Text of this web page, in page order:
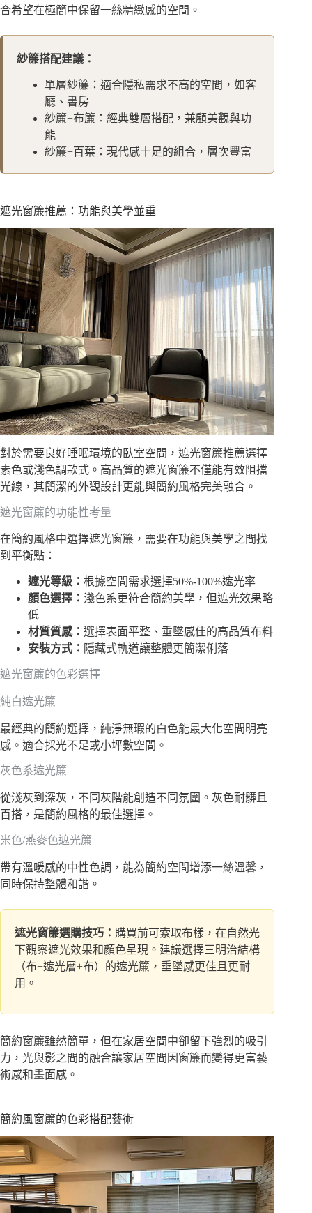
合希望在極簡中保留一絲精緻感的空間。
紗簾搭配建議：
單層紗簾：適合隱私需求不高的空間，如客
廳、書房
紗簾+布簾：經典雙層搭配，兼顧美觀與功
能
紗簾+百葉：現代感十足的組合，層次豐富
遮光窗簾推薦：功能與美學並重
對於需要良好睡眠環境的臥室空間，遮光窗簾推薦選擇
素色或淺色調款式。高品質的遮光窗簾不僅能有效阻擋
光線，其簡潔的外觀設計更能與簡約風格完美融合。
遮光窗簾的功能性考量
在簡約風格中選擇遮光窗簾，需要在功能與美學之間找
到平衡點：
遮光等級： 根據空間需求選擇50%-100%遮光率
顏色選擇： 淺色系更符合簡約美學，但遮光效果略
低
材質質感： 選擇表面平整、垂墜感佳的高品質布料
安裝方式： 隱藏式軌道讓整體更簡潔俐落
遮光窗簾的色彩選擇
純白遮光簾
最經典的簡約選擇，純淨無瑕的白色能最大化空間明亮
感。適合採光不足或小坪數空間。
灰色系遮光簾
從淺灰到深灰，不同灰階能創造不同氛圍。灰色耐髒且
百搭，是簡約風格的最佳選擇。
米色/燕麥色遮光簾
帶有溫暖感的中性色調，能為簡約空間增添一絲溫馨，
同時保持整體和諧。
遮光窗簾選購技巧： 購買前可索取布樣，在自然光
下觀察遮光效果和顏色呈現。建議選擇三明治結構
（布+遮光層+布）的遮光簾，垂墜感更佳且更耐
用。
簡約窗簾雖然簡單，但在家居空間中卻留下強烈的吸引
力，光與影之間的融合讓家居空間因窗簾而變得更富藝
術感和畫面感。
簡約風窗簾的色彩搭配藝術